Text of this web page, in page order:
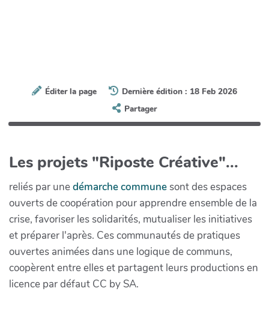
Éditer la page
Dernière édition : 18 Feb 2026
Partager
Les projets "Riposte Créative"...
reliés par unedémarche communesont des espaces
ouverts de coopération pour apprendre ensemble de la
crise, favoriser les solidarités, mutualiser les initiatives
et préparer l'après. Ces communautés de pratiques
ouvertes animées dans une logique de communs,
coopèrent entre elles et partagent leurs productions en
licence par défaut CC by SA.